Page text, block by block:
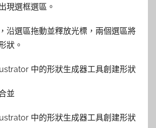
現選框選區。
沿選區拖動並釋放光標，兩個選區將
狀。
並